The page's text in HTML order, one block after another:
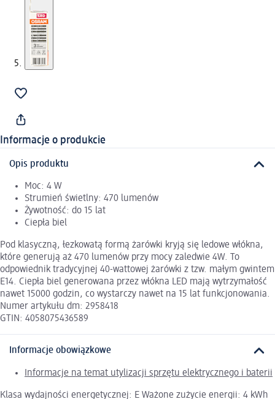
Informacje o produkcie
Opis produktu
Moc: 4 W
Strumień świetlny: 470 lumenów
Żywotność: do 15 lat
Ciepła biel
Pod klasyczną, łezkowatą formą żarówki kryją się ledowe włókna,
które generują aż 470 lumenów przy mocy zaledwie 4W. To
odpowiednik tradycyjnej 40-wattowej żarówki z tzw. małym gwintem
E14. Ciepła biel generowana przez włókna LED mają wytrzymałość
nawet 15000 godzin, co wystarczy nawet na 15 lat funkcjonowania.
Numer artykułu dm: 2958418
GTIN: 4058075436589
Informacje obowiązkowe
Informacje na temat utylizacji sprzętu elektrycznego i baterii
Klasa wydajności energetycznej: E Ważone zużycie energii: 4 kWh